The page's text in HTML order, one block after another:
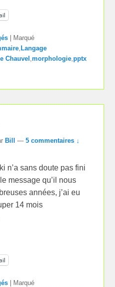
Marqué
, Langage
Chauvel ,morphologie,pptx
Bill —5 commentaires ↓
n’a sans doute pas fini
message qu’il nous
années, j’ai eu
14 mois
Marqué